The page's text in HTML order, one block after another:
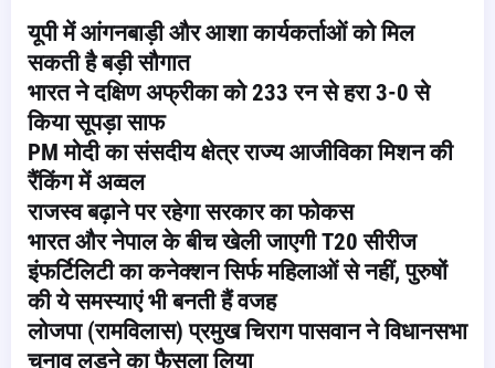
यूपी में आंगनबाड़ी और आशा कार्यकर्ताओं को मिल
सकती है बड़ी सौगात
भारत ने दक्षिण अफ्रीका को 233 रन से हरा 3-0 से
किया सूपड़ा साफ
PM मोदी का संसदीय क्षेत्र राज्य आजीविका मिशन की
रैंकिंग में अव्वल
राजस्व बढ़ाने पर रहेगा सरकार का फोकस
भारत और नेपाल के बीच खेली जाएगी T20 सीरीज
इंफर्टिलिटी का कनेक्शन सिर्फ महिलाओं से नहीं, पुरुषों
की ये समस्याएं भी बनती हैं वजह
लोजपा (रामविलास) प्रमुख चिराग पासवान ने विधानसभा
चुनाव लड़ने का फैसला लिया